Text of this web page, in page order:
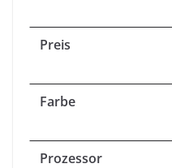
Preis
Farbe
Prozessor